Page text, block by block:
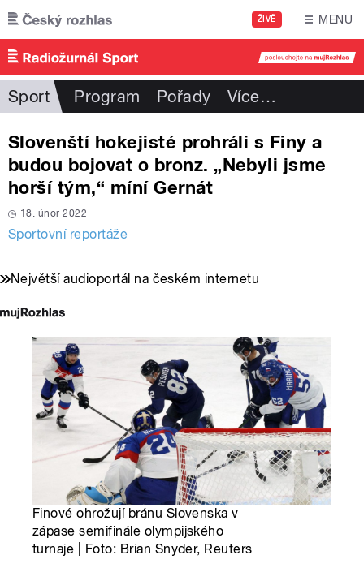
Přejít k hlavnímu obsahu
ŽIVĚ MENU
Sport Program Pořady Více…
Slovenští hokejisté prohráli s Finy a
budou bojovat o bronz. „Nebyli jsme
horší tým,“ míní Gernát
18. únor 2022
Sportovní reportáže
Největší audioportál na českém internetu
Finové ohrožují bránu Slovenska v
zápase semifinále olympijského
turnaje | Foto: Brian Snyder, Reuters